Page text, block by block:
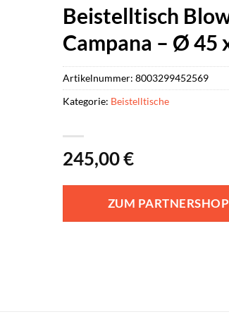
Beistelltisch
Campana – Ø 45
245,00€
ZUM PARTNERSHOP
Artikelnummer: 8003299452569
Kategorie: Beistelltische